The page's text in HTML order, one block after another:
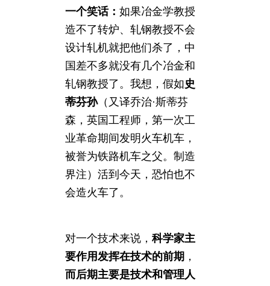
一个笑话： 如果冶金学教授
造不了转炉、轧钢教授不会
设计轧机就把他们杀了，中
国差不多就没有几个冶金和
轧钢教授了。我想，假如史
蒂芬孙（又译乔治·斯蒂芬
森，英国工程师，第一次工
业革命期间发明火车机车，
被誉为铁路机车之父。制造
界注）活到今天，恐怕也不
会造火车了。
对一个技术来说， 科学家主
要作用发挥在技术的前期 ，
而后期主要是技术和管理人